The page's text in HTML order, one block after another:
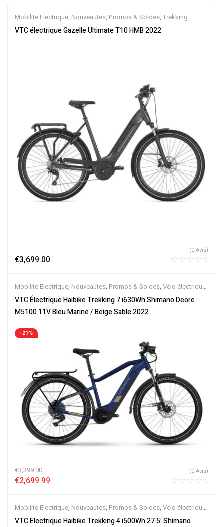
Mobilite Electrique, Nouveautes, Promos & Soldes, Trekking
électrique,Vélo électrique ville,Velos Electriques,VTC Electrique
VTC électrique Gazelle Ultimate T10 HMB 2022
€3,699.00
(0 Avis)
Mobilite Electrique, Nouveautes, Promos & Soldes, Vélo électrique
ville,Velos Electriques,VTC Electrique
VTC Électrique Haibike Trekking 7 i630Wh Shimano Deore
M5100 11V Bleu Marine / Beige Sable 2022
-21%
€3,399.00
€2,699.99
(0 Avis)
Mobilite Electrique, Nouveautes, Promos & Soldes, Vélo électrique
ville,Velos Electriques,VTC Electrique
VTC Electrique Haibike Trekking 4 i500Wh 27.5′ Shimano